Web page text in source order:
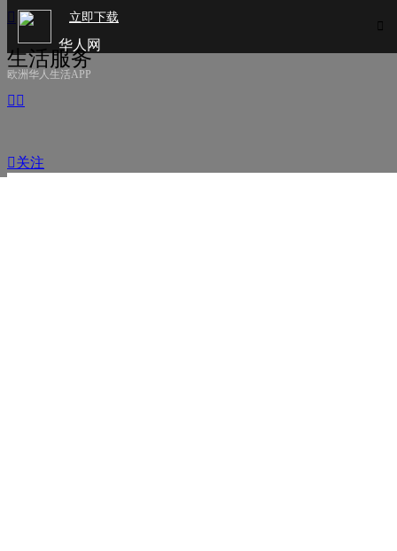

立即下载
华人网
欧洲华人生活APP
生活服务
 
 关注